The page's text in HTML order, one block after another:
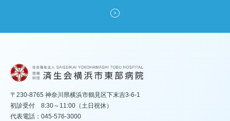
〒230-8765 神奈川県横浜市鶴見区下末吉3-6-1
初診受付 8:30～11:00（土日祝休）
代表電話：045-576-3000